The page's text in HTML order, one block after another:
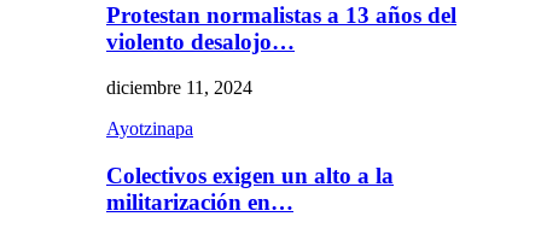
Protestan normalistas a 13 años del
violento desalojo…
diciembre 11, 2024
Ayotzinapa
Colectivos exigen un alto a la
militarización en…